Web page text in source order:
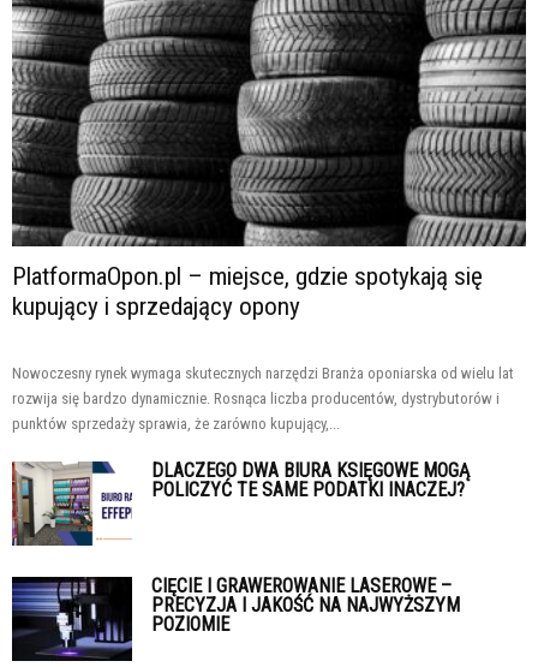
PlatformaOpon.pl – miejsce, gdzie spotykają się
kupujący i sprzedający opony
Nowoczesny rynek wymaga skutecznych narzędzi Branża oponiarska od wielu lat
rozwija się bardzo dynamicznie. Rosnąca liczba producentów, dystrybutorów i
punktów sprzedaży sprawia, że zarówno kupujący,...
DLACZEGO DWA BIURA KSIĘGOWE MOGĄ
POLICZYĆ TE SAME PODATKI INACZEJ?
CIĘCIE I GRAWEROWANIE LASEROWE –
PRECYZJA I JAKOŚĆ NA NAJWYŻSZYM
POZIOMIE